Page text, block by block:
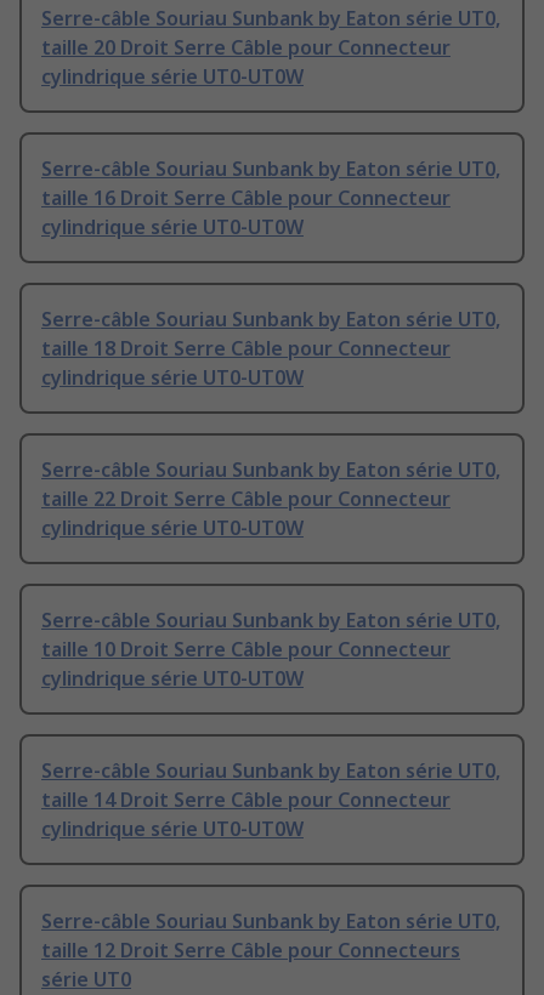
Serre-câble Souriau Sunbank by Eaton série UT0,
taille 20 Droit Serre Câble pour Connecteur
cylindrique série UT0-UT0W
Serre-câble Souriau Sunbank by Eaton série UT0,
taille 16 Droit Serre Câble pour Connecteur
cylindrique série UT0-UT0W
Serre-câble Souriau Sunbank by Eaton série UT0,
taille 18 Droit Serre Câble pour Connecteur
cylindrique série UT0-UT0W
Serre-câble Souriau Sunbank by Eaton série UT0,
taille 22 Droit Serre Câble pour Connecteur
cylindrique série UT0-UT0W
Serre-câble Souriau Sunbank by Eaton série UT0,
taille 10 Droit Serre Câble pour Connecteur
cylindrique série UT0-UT0W
Serre-câble Souriau Sunbank by Eaton série UT0,
taille 14 Droit Serre Câble pour Connecteur
cylindrique série UT0-UT0W
Serre-câble Souriau Sunbank by Eaton série UT0,
taille 12 Droit Serre Câble pour Connecteurs
série UT0